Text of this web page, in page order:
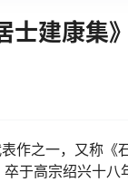
士建康集
作之一，又称
于高宗绍兴十